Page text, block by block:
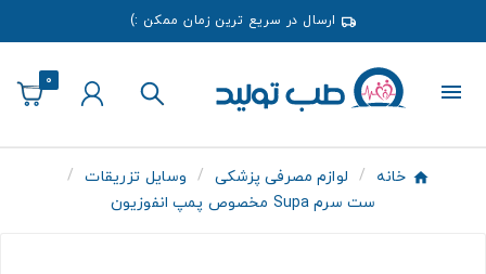
ارسال در سریع ترین زمان ممکن :)
0
خانه لوازم مصرفی پزشکی
وسایل تزریقات
ست سرم Supa مخصوص پمپ انفوزیون